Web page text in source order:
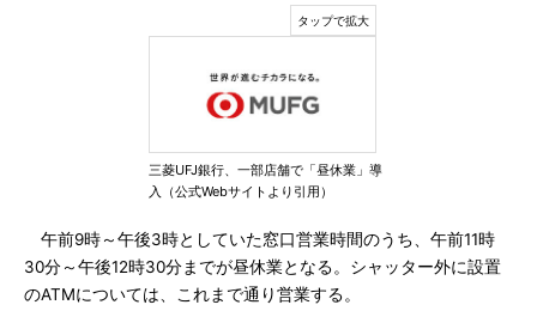
三菱UFJ銀行、一部店舗で「昼休業」導
入（公式Webサイトより引用）
午前9時～午後3時としていた窓口営業時間のうち、午前11時
30分～午後12時30分までが昼休業となる。シャッター外に設置
のATMについては、これまで通り営業する。